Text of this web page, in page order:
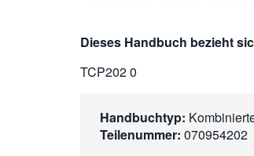
Dieses Handbuch bezieht
TCP202 0
Handbuchtyp:
Teilenummer: 070954202